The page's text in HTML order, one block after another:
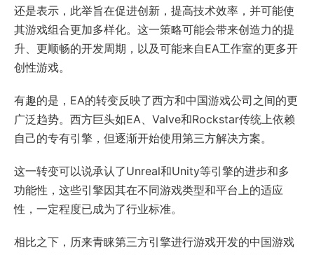
还是表示，此举旨在促进创新，提高技术效率，并可能使
其游戏组合更加多样化。这一策略可能会带来创造力的提
升、更顺畅的开发周期，以及可能来自EA工作室的更多开
创性游戏。
有趣的是，EA的转变反映了西方和中国游戏公司之间的更
广泛趋势。西方巨头如EA、Valve和Rockstar传统上依赖
自己的专有引擎，但逐渐开始使用第三方解决方案。
这一转变可以说承认了Unreal和Unity等引擎的进步和多
功能性，这些引擎因其在不同游戏类型和平台上的适应
性，一定程度已成为了行业标准。
相比之下，历来青睐第三方引擎进行游戏开发的中国游戏